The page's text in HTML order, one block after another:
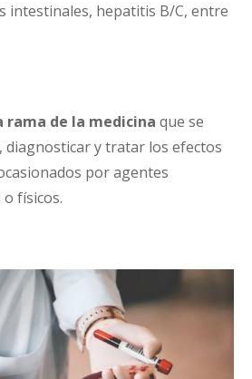
intestinales, hepatitis B/C, entre
rama de la medicina que se
diagnosticar y tratar los efectos
por agentes
físicos.